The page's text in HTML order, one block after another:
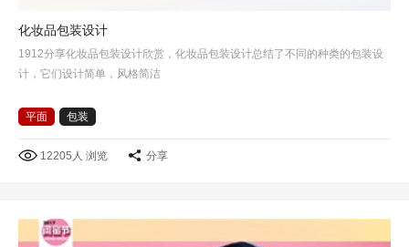
化妆品包装设计
1912分享化妆品包装设计欣赏，化妆品包装设计总结了不同的种类的包装设
计，它们设计简单，风格简洁
平面 包装
12205人 浏览 分享